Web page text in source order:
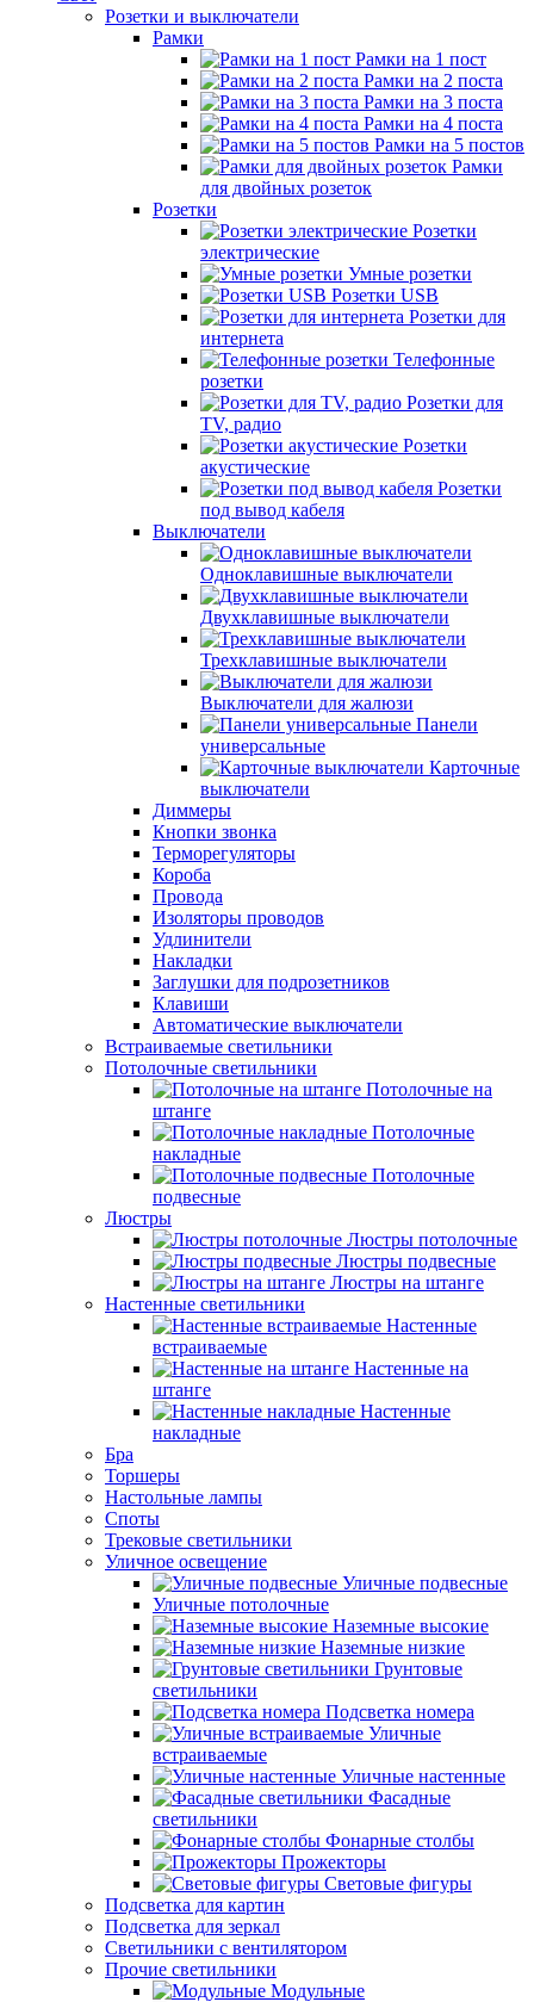
Розетки и выключатели
Рамки
Рамки на 1 пост
Рамки на 2 поста
Рамки на 3 поста
Рамки на 4 поста
Рамки на 5 постов
Рамки
для двойных розеток
Розетки
Розетки
электрические
Умные розетки
Розетки USB
Розетки для
интернета
Телефонные
розетки
Розетки для
TV, радио
Розетки
акустические
Розетки
под вывод кабеля
Выключатели
Одноклавишные выключатели
Двухклавишные выключатели
Трехклавишные выключатели
Выключатели для жалюзи
Панели
универсальные
Карточные
выключатели
Диммеры
Кнопки звонка
Терморегуляторы
Короба
Провода
Изоляторы проводов
Удлинители
Накладки
Заглушки для подрозетников
Клавиши
Автоматические выключатели
Встраиваемые светильники
Потолочные светильники
Потолочные на
штанге
Потолочные
накладные
Потолочные
подвесные
Люстры
Люстры потолочные
Люстры подвесные
Люстры на штанге
Настенные светильники
Настенные
встраиваемые
Настенные на
штанге
Настенные
накладные
Бра
Торшеры
Настольные лампы
Споты
Трековые светильники
Уличное освещение
Уличные подвесные
Уличные потолочные
Наземные высокие
Наземные низкие
Грунтовые
светильники
Подсветка номера
Уличные
встраиваемые
Уличные настенные
Фасадные
светильники
Фонарные столбы
Прожекторы
Световые фигуры
Подсветка для картин
Подсветка для зеркал
Светильники с вентилятором
Прочие светильники
Модульные